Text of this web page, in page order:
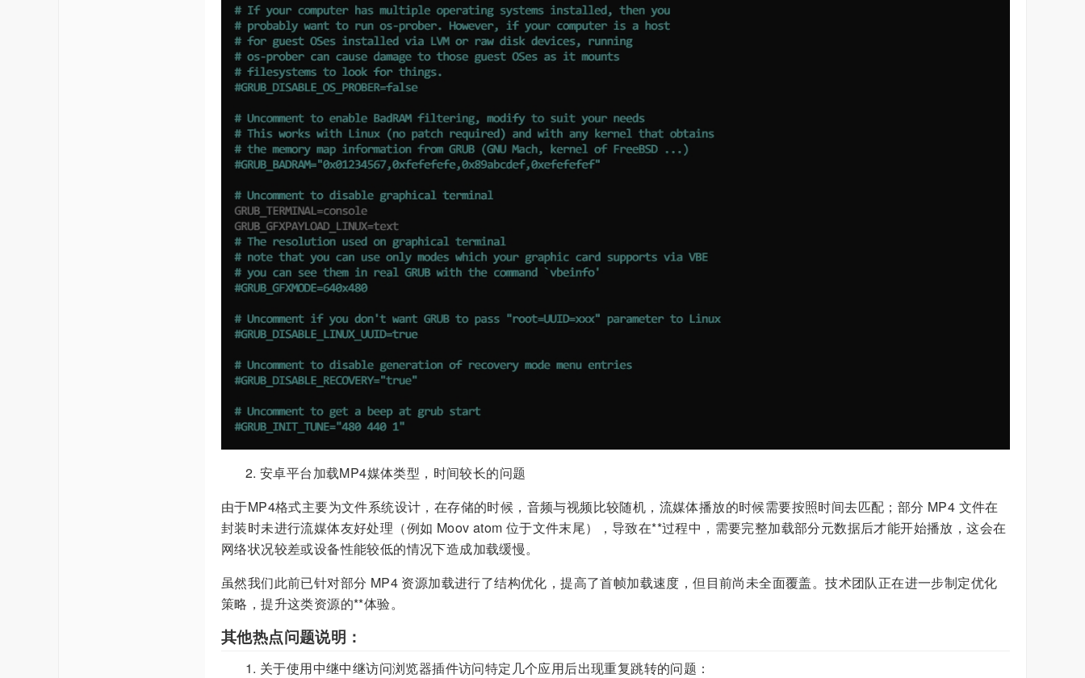
安卓平台加载MP4媒体类型，时间较长的问题
由于MP4格式主要为文件系统设计，在存储的时候，音频与视频比较随机，流媒体播放的时候需要按照时间去匹配；部分 MP4 文件在
封装时未进行流媒体友好处理（例如 Moov atom 位于文件末尾），导致在**过程中，需要完整加载部分元数据后才能开始播放，这会在
网络状况较差或设备性能较低的情况下造成加载缓慢。
虽然我们此前已针对部分 MP4 资源加载进行了结构优化，提高了首帧加载速度，但目前尚未全面覆盖。技术团队正在进一步制定优化
策略，提升这类资源的**体验。
其他热点问题说明：
关于使用中继中继访问浏览器插件访问特定几个应用后出现重复跳转的问题：